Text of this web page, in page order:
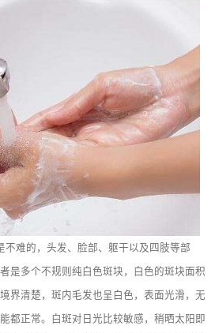
难的，头发、脸部、躯干以及四肢等部
是多个不规则纯白色斑块，白色的斑块面积
界清楚，斑内毛发也呈白色，表面光滑，无
都正常。白斑对日光比较敏感，稍晒太阳即